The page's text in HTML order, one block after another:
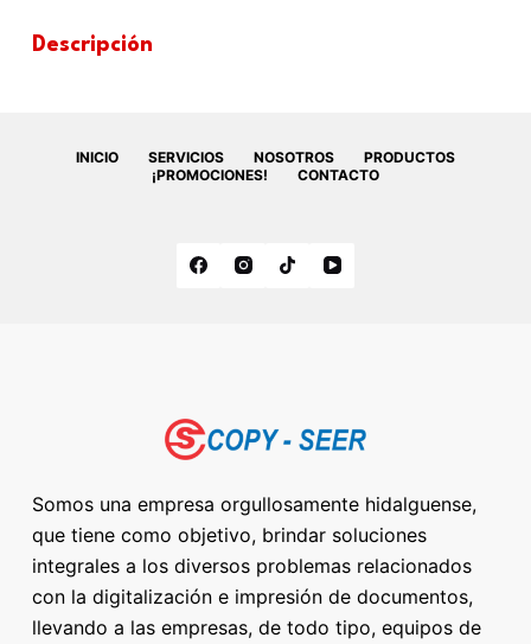
Descripción
INICIO SERVICIOS NOSOTROS
PRODUCTOS
¡PROMOCIONES!
CONTACTO
Somos una empresa orgullosamente hidalguense,
que tiene como objetivo, brindar soluciones
integrales a los diversos problemas relacionados
con la digitalización e impresión de documentos,
llevando a las empresas, de todo tipo, equipos de